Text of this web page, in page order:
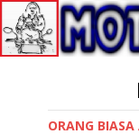
ORANG